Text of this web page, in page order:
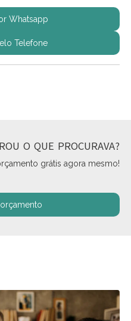
Whatsapp
Telefone
O QUE PROCURAVA?
grátis agora mesmo!